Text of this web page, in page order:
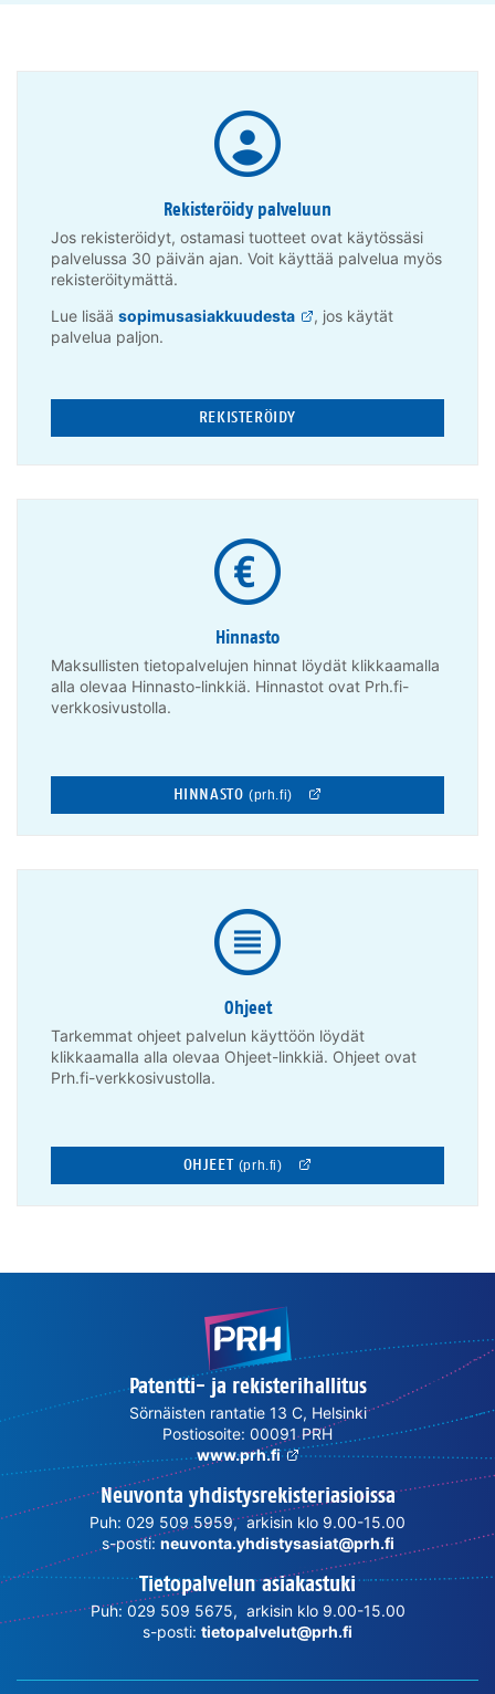
Rekisteröidy palveluun
Jos rekisteröidyt, ostamasi tuotteet ovat käytössäsi
palvelussa 30 päivän ajan. Voit käyttää palvelua myös
rekisteröitymättä.
Lue lisää sopimusasiakkuudesta
, jos käytät
palvelua paljon.
REKISTERÖIDY
Hinnasto
Maksullisten tietopalvelujen hinnat löydät klikkaamalla
alla olevaa Hinnasto-linkkiä. Hinnastot ovat Prh.fi-
verkkosivustolla.
HINNASTO (prh.fi)
Ohjeet
Tarkemmat ohjeet palvelun käyttöön löydät
klikkaamalla alla olevaa Ohjeet-linkkiä. Ohjeet ovat
Prh.fi-verkkosivustolla.
OHJEET (prh.fi)
Patentti- ja rekisterihallitus
Sörnäisten rantatie 13 C, Helsinki
Postiosoite: 00091 PRH
www.prh.fi
Neuvonta yhdistysrekisteriasioissa
Puh: 029 509 5959, arkisin klo 9.00-15.00
s-posti: neuvonta.yhdistysasiat@prh.fi
Tietopalvelun asiakastuki
Puh: 029 509 5675, arkisin klo 9.00-15.00
s-posti: tietopalvelut@prh.fi